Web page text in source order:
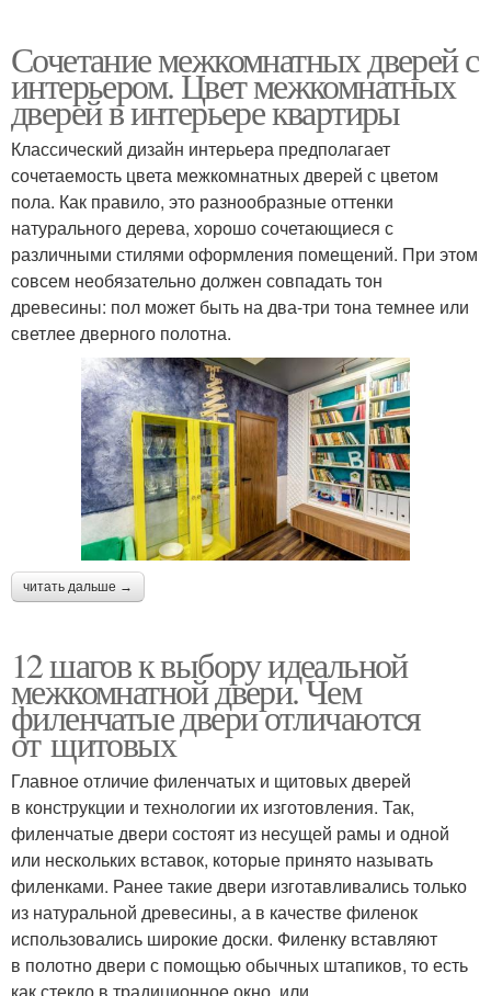
Сочетание межкомнатных дверей с
интерьером. Цвет межкомнатных
дверей в интерьере квартиры
Классический дизайн интерьера предполагает
сочетаемость цвета межкомнатных дверей с цветом
пола. Как правило, это разнообразные оттенки
натурального дерева, хорошо сочетающиеся с
различными стилями оформления помещений. При этом
совсем необязательно должен совпадать тон
древесины: пол может быть на два-три тона темнее или
светлее дверного полотна.
читать дальше →
12 шагов к выбору идеальной
межкомнатной двери. Чем
филенчатые двери отличаются
от щитовых
Главное отличие филенчатых и щитовых дверей
в конструкции и технологии их изготовления. Так,
филенчатые двери состоят из несущей рамы и одной
или нескольких вставок, которые принято называть
филенками. Ранее такие двери изготавливались только
из натуральной древесины, а в качестве филенок
использовались широкие доски. Филенку вставляют
в полотно двери с помощью обычных штапиков, то есть